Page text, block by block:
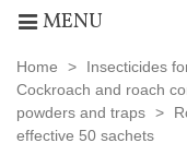
MENU
Home > Insecticides
Cockroach and roach
powders and traps >
effective 50 sachets